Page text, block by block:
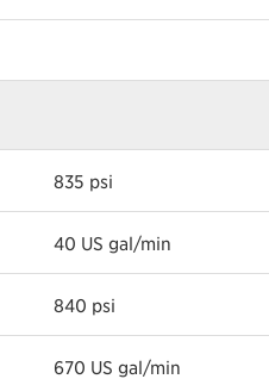
835 psi
40 US gal/min
840 psi
670 US gal/min